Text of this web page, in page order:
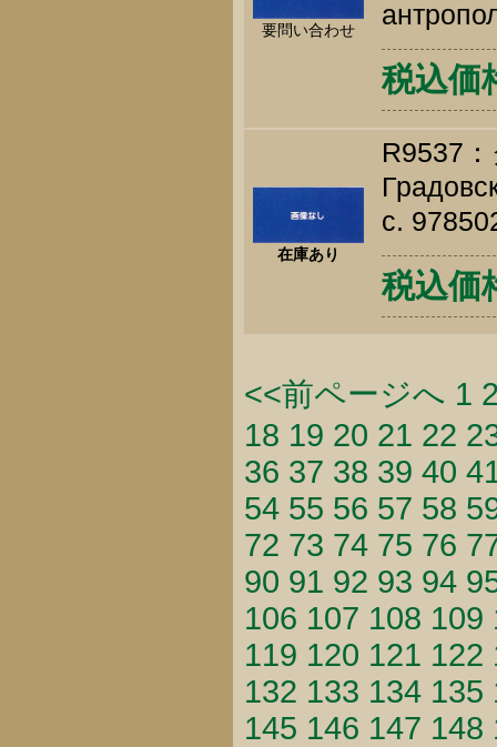
要問い合わせ
税込価
在庫あり
R9537
c.
税込価
<<前ページへ 1
18 19 20 21 22
36 37 38 39 40
54 55 56 57 58
72 73 74 75 76
90 91 92 93 94
106 107 108 109
119 120 121 122
132 133 134 135
145 146 147 148